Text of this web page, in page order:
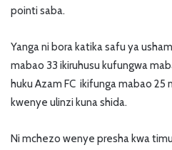
pointi saba.
Yanga ni bora katika safu ya
mabao 33 ikiruhusu kufungwa
huku Azam FC ikifunga mabao 25
kwenye ulinzi kuna shida.
Ni mchezo wenye presha kwa